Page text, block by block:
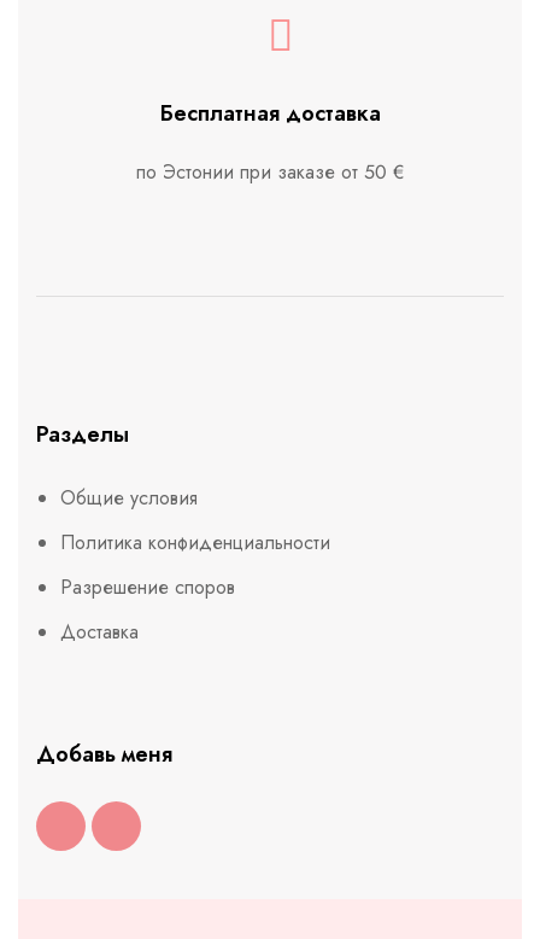
Бесплатная доставка
по Эстонии при заказе от 50 €
Разделы
Общие условия
Политика конфиденциальности
Разрешение споров
Доставка
Добавь меня